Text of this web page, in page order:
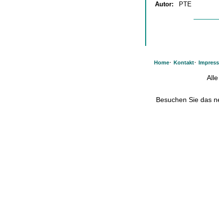
Autor:
PTE
Home· Kontakt·
Besuchen Sie das